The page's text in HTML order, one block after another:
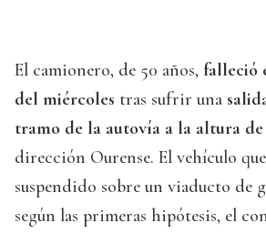
El camionero, de 50 años, falleció
del miércoles tras sufrir una
tramo de la autovía a la altura
dirección Ourense. El vehículo
suspendido sobre un viaducto de
según las primeras hipótesis, el